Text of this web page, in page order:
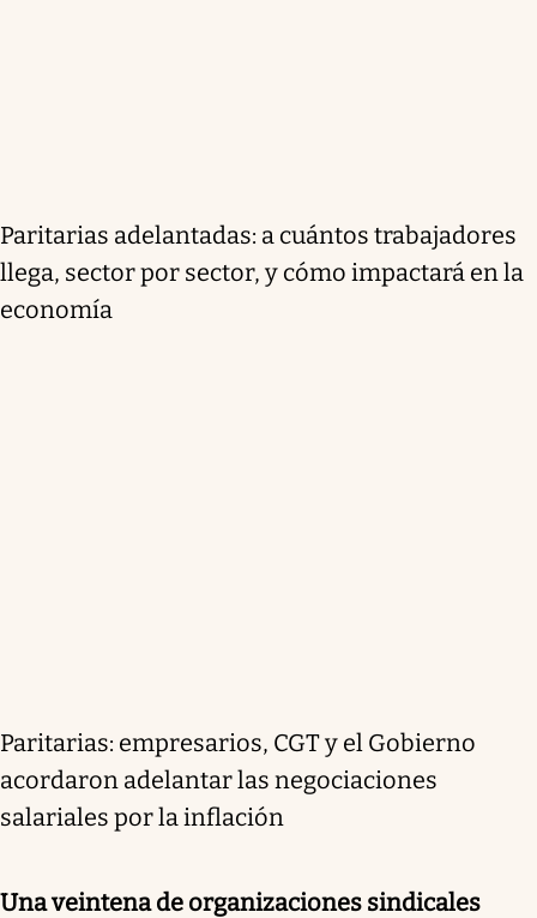
Paritarias adelantadas: a cuántos trabajadores
llega, sector por sector, y cómo impactará en la
economía
Paritarias: empresarios, CGT y el Gobierno
acordaron adelantar las negociaciones
salariales por la inflación
Una veintena de organizaciones sindicales